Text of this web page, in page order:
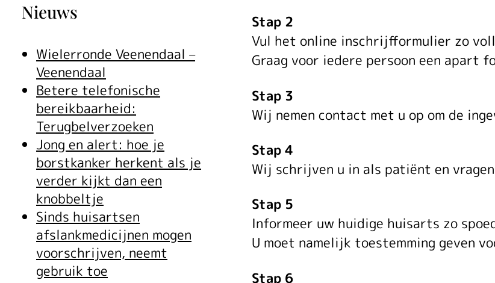
Stap 2
Vul het online inschrijfformulier zo
Graag voor iedere persoon een apart
Stap 3
Wij nemen contact met u op om de
Stap 4
Wij schrijven u in als patiënt en
Stap 5
Informeer uw huidige huisarts zo
U moet namelijk toestemming geven
Stap 6
Nieuws
Wielerronde Veenendaal –
Veenendaal
Betere telefonische
bereikbaarheid:
Terugbelverzoeken
Jong en alert: hoe je
borstkanker herkent als je
verder kijkt dan een
knobbeltje
Sinds huisartsen
afslankmedicijnen mogen
voorschrijven, neemt
gebruik toe